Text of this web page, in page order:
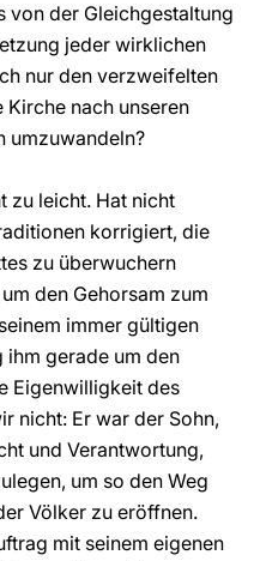
von der Gleichgestaltung
jeder wirklichen
nur den verzweifelten
Kirche nach unseren
umzuwandeln?
zu leicht. Hat nicht
korrigiert, die
zu überwuchern
den Gehorsam zum
immer gültigen
ihm gerade um den
Eigenwilligkeit des
nicht: Er war der Sohn,
und Verantwortung,
um so den Weg
Völker zu eröffnen.
mit seinem eigenen